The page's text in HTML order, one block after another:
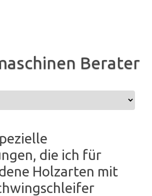
Berater
die ich für
Holzarten mit